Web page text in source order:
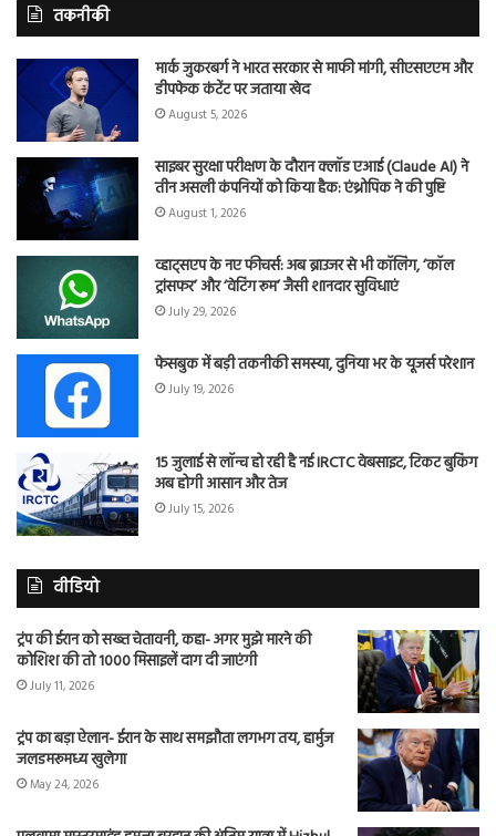
तकनीकी
मार्क जुकरबर्ग ने भारत सरकार से माफी मांगी, सीएसएएम और
डीपफेक कंटेंट पर जताया खेद
August 5, 2026
साइबर सुरक्षा परीक्षण के दौरान क्लॉड एआई (Claude AI) ने
तीन असली कंपनियों को किया हैक: एंथ्रोपिक ने की पुष्टि
August 1, 2026
व्हाट्सएप के नए फीचर्स: अब ब्राउजर से भी कॉलिंग, ‘कॉल
ट्रांसफर’ और ‘वेटिंग रूम’ जैसी शानदार सुविधाएं
July 29, 2026
फेसबुक में बड़ी तकनीकी समस्या, दुनिया भर के यूजर्स परेशान
July 19, 2026
15 जुलाई से लॉन्च हो रही है नई IRCTC वेबसाइट, टिकट बुकिंग
अब होगी आसान और तेज
July 15, 2026
वीडियो
ट्रंप की ईरान को सख्त चेतावनी, कहा- अगर मुझे मारने की
कोशिश की तो 1000 मिसाइलें दाग दी जाएंगी
July 11, 2026
ट्रंप का बड़ा ऐलान- ईरान के साथ समझौता लगभग तय, हार्मुज
जलडमरूमध्य खुलेगा
May 24, 2026